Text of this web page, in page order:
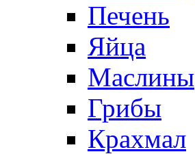
Печень
Яйца
Маслины
Грибы
Крахмал